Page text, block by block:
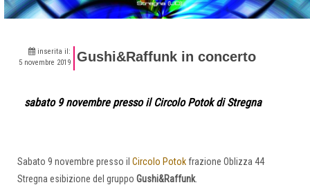
inserita il:
5 novembre 2019
Gushi&Raffunk in concerto
sabato 9 novembre presso il Circolo Potok di Stregna
Sabato 9 novembre presso il Circolo Potokfrazione Oblizza 44
Stregna esibizione del gruppo Gushi&Raffunk.